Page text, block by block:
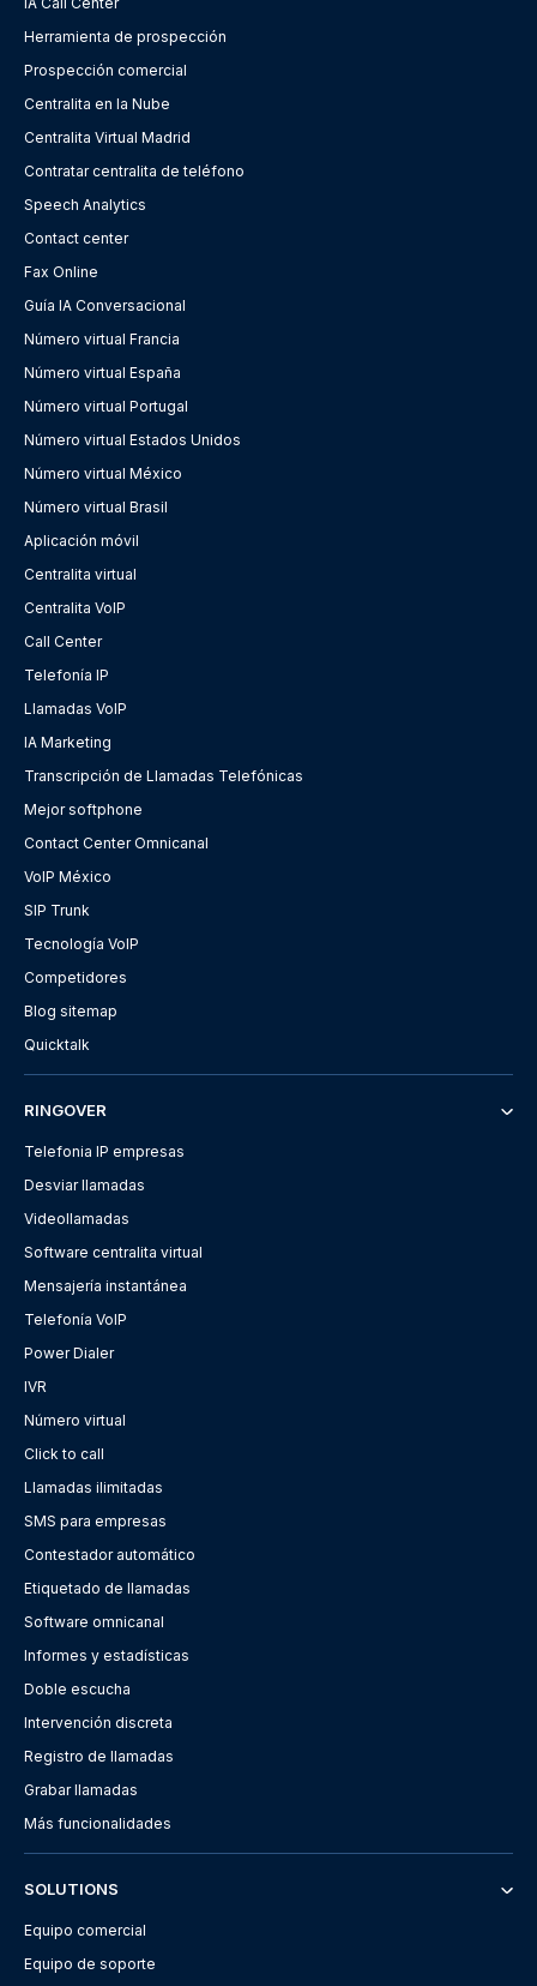
Herramienta de prospección
Prospección comercial
Centralita en la Nube
Centralita Virtual Madrid
Contratar centralita de teléfono
Speech Analytics
Contact center
Fax Online
Guía IA Conversacional
Número virtual Francia
Número virtual España
Número virtual Portugal
Número virtual Estados Unidos
Número virtual México
Número virtual Brasil
Aplicación móvil
Centralita virtual
Centralita VoIP
Call Center
Telefonía IP
Llamadas VoIP
IA Marketing
Transcripción de Llamadas Telefónicas
Mejor softphone
Contact Center Omnicanal
VoIP México
SIP Trunk
Tecnología VoIP
Competidores
Blog sitemap
Quicktalk
RINGOVER
Telefonia IP empresas
Desviar llamadas
Videollamadas
Software centralita virtual
Mensajería instantánea
Telefonía VoIP
Power Dialer
IVR
Número virtual
Click to call
Llamadas ilimitadas
SMS para empresas
Contestador automático
Etiquetado de llamadas
Software omnicanal
Informes y estadísticas
Doble escucha
Intervención discreta
Registro de llamadas
Grabar llamadas
Más funcionalidades
SOLUTIONS
Equipo comercial
Equipo de soporte